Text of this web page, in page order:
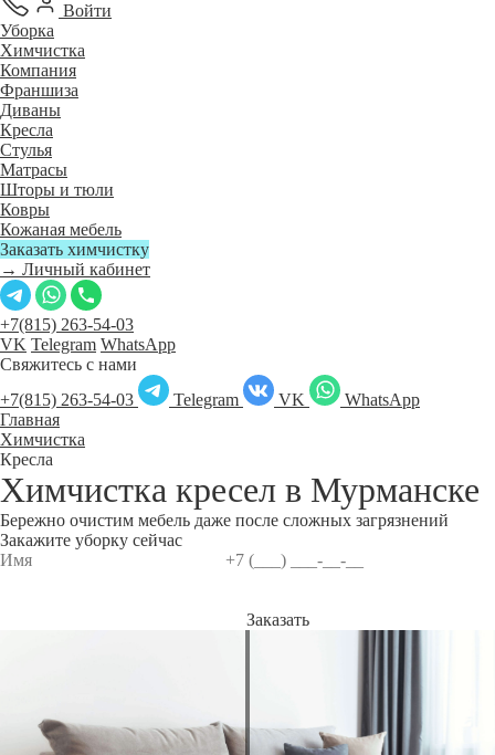
Войти
Уборка
Химчистка
Компания
Франшиза
Диваны
Кресла
Стулья
Матрасы
Шторы и тюли
Ковры
Кожаная мебель
Заказать химчистку
→ Личный кабинет
+7(815) 263-54-03
VK Telegram WhatsApp
Свяжитесь с нами
+7(815) 263-54-03
Telegram VK
WhatsApp
Главная
Химчистка
Кресла
Химчистка кресел в Мурманске
Бережно очистим мебель даже после сложных загрязнений
Закажите уборку сейчас
Заказать